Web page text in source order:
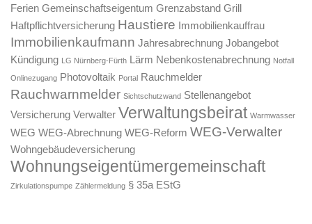
Ferien Gemeinschaftseigentum Grenzabstand Grill
Haftpflichtversicherung Haustiere Immobilienkauffrau
Immobilienkaufmann Jahresabrechnung Jobangebot
Kündigung LG Nürnberg-Fürth Lärm Nebenkostenabrechnung Notfall
Onlinezugang Photovoltaik Portal Rauchmelder
Rauchwarnmelder Sichtschutzwand Stellenangebot
Versicherung Verwalter Verwaltungsbeirat Warmwasser
WEG WEG-Abrechnung WEG-Reform WEG-Verwalter
Wohngebäudeversicherung
Wohnungseigentümergemeinschaft
Zirkulationspumpe Zählermeldung § 35a EStG